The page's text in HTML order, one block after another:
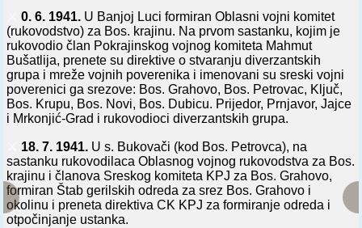
0. 6. 1941. U Banjoj Luci formiran Oblasni vojni komitet
(rukovodstvo) za Bos. krajinu. Na prvom sastanku, kojim je
rukovodio član Pokrajinskog vojnog komiteta Mahmut
Bušatlija, prenete su direktive o stvaranju diverzantskih
grupa i mreže vojnih poverenika i imenovani su sreski vojni
poverenici ga srezove: Bos. Grahovo, Bos. Petrovac, Ključ,
Bos. Krupu, Bos. Novi, Bos. Dubicu. Prijedor, Prnjavor, Jajce
i Mrkonjić-Grad i rukovodioci diverzantskih grupa.
18. 7. 1941. U s. Bukovači (kod Bos. Petrovca), na
sastanku rukovodilaca Oblasnog vojnog rukovodstva za Bos.
krajinu i članova Sreskog komiteta KPJ za Bos. Grahovo,
formiran Štab gerilskih odreda za srez Bos. Grahovo i
okolinu i preneta direktiva CK KPJ za formiranje odreda i
otpočinjanje ustanka.